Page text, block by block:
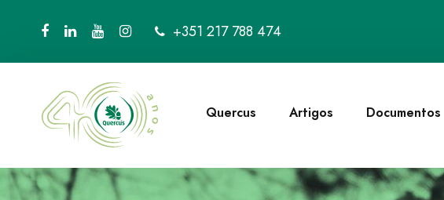
+351 217 788 474
Quercus Artigos Documentos